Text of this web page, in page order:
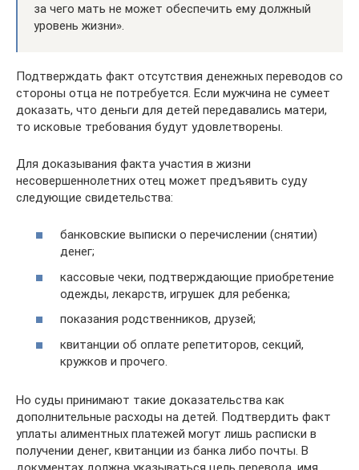
за чего мать не может обеспечить ему должный
уровень жизни».
Подтверждать факт отсутствия денежных переводов со
стороны отца не потребуется. Если мужчина не сумеет
доказать, что деньги для детей передавались матери,
то исковые требования будут удовлетворены.
Для доказывания факта участия в жизни
несовершеннолетних отец может предъявить суду
следующие свидетельства:
банковские выписки о перечислении (снятии)
денег;
кассовые чеки, подтверждающие приобретение
одежды, лекарств, игрушек для ребенка;
показания родственников, друзей;
квитанции об оплате репетиторов, секций,
кружков и прочего.
Но суды принимают такие доказательства как
дополнительные расходы на детей. Подтвердить факт
уплаты алиментных платежей могут лишь расписки в
получении денег, квитанции из банка либо почты. В